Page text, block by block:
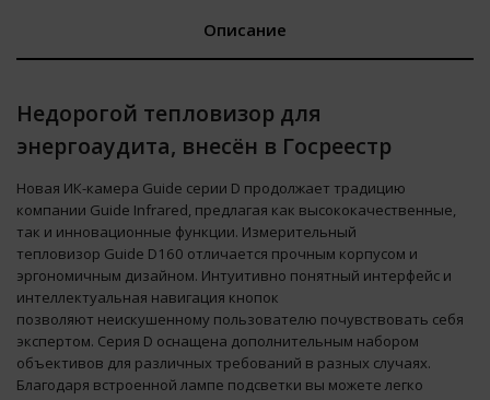
Описание
Недорогой тепловизор для
энергоаудита, внесён в Госреестр
Новая ИК-камера Guide серии D продолжает традицию
компании Guide Infrared, предлагая как высококачественные,
так и инновационные функции. Измерительный
тепловизор Guide D160 отличается прочным корпусом и
эргономичным дизайном. Интуитивно понятный интерфейс и
интеллектуальная навигация кнопок
позволяют неискушенному пользователю почувствовать себя
экспертом. Серия D оснащена дополнительным набором
объективов для различных требований в разных случаях.
Благодаря встроенной лампе подсветки вы можете легко